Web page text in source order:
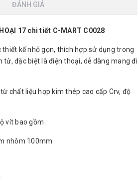
ĐÁNH GIÁ
17 chi tiết C-MART C0028
kế nhỏ gọn, thích hợp sử dụng trong
tử, đặc biệt là điện thoại, dễ dàng mang đi
chất liệu hợp kim thép cao cấp Crv, độ
vít bao gồm :
nhôm 100mm